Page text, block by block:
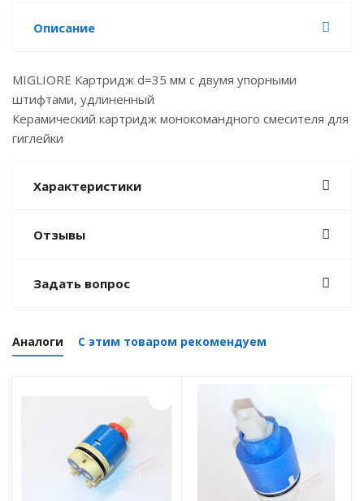
Описание
MIGLIORE Картридж d=35 мм с двумя упорными
штифтами, удлиненный
Керамический картридж монокомандного смесителя для
гиглейки
Характеристики
Отзывы
Задать вопрос
Аналоги С этим товаром рекомендуем